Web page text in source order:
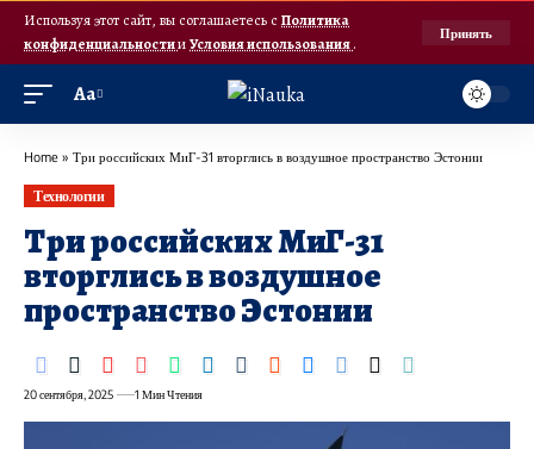
Используя этот сайт, вы соглашаетесь с Политика
конфиденциальностииУсловия использования.
Принять
Аа
Home » Три российских МиГ-31 вторглись в воздушное пространство Эстонии
Технологии
Три российских МиГ-31
вторглись в воздушное
пространство Эстонии
20 сентября, 2025 1 Мин Чтения